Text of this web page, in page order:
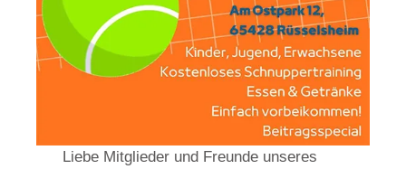
Liebe Mitglieder und Freunde unseres